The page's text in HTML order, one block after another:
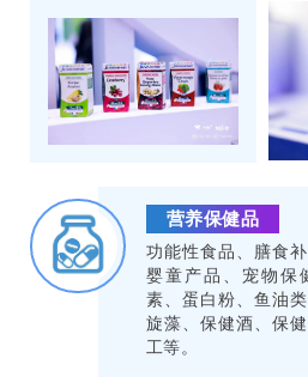
营养保健品
功能性食品、膳食
婴童产品、宠物保
素、蛋白粉、鱼油
旋藻、保健酒、保
工等。